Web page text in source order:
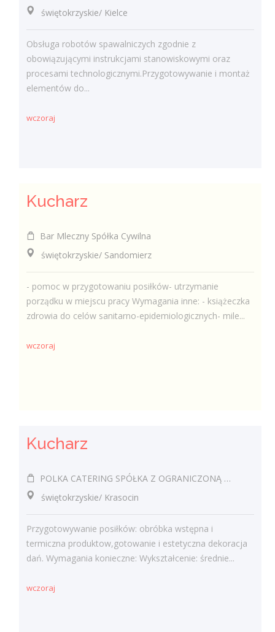
świętokrzyskie/ Kielce
Obsługa robotów spawalniczych zgodnie z
obowiązującymi instrukcjami stanowiskowymi oraz
procesami technologicznymi.Przygotowywanie i montaż
elementów do...
wczoraj
Kucharz
Bar Mleczny Spółka Cywilna
świętokrzyskie/ Sandomierz
- pomoc w przygotowaniu posiłków- utrzymanie
porządku w miejscu pracy Wymagania inne: - książeczka
zdrowia do celów sanitarno-epidemiologicznych- mile...
wczoraj
Kucharz
POLKA CATERING SPÓŁKA Z OGRANICZONĄ ODPOWIEDZIALNOŚCIĄ
świętokrzyskie/ Krasocin
Przygotowywanie posiłków: obróbka wstępna i
termiczna produktow,gotowanie i estetyczna dekoracja
dań. Wymagania konieczne: Wykształcenie: średnie...
wczoraj